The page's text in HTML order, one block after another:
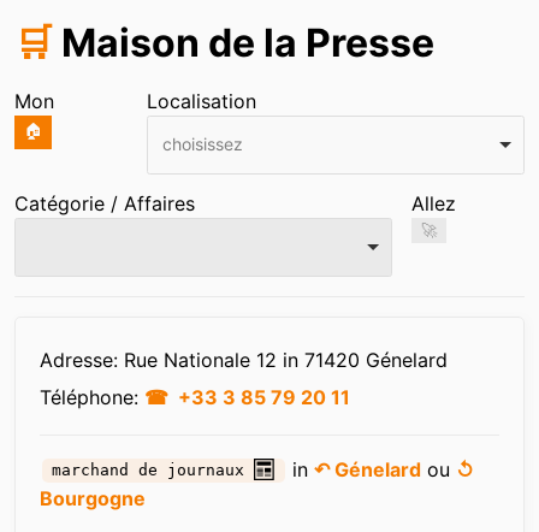
🛒 Maison de la Presse
Mon
🏠
Localisation
choisissez
Catégorie / Affaires Allez
🚀
Adresse: Rue Nationale 12 in 71420 Génelard
Téléphone:
+33 3 85 79 20 11
marchand de journaux in↶ Génelard ou ↺
Bourgogne